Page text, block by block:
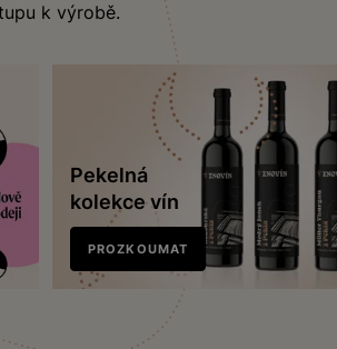
k výrobě.
Pekelná
kolekce vín
PROZKOUMAT